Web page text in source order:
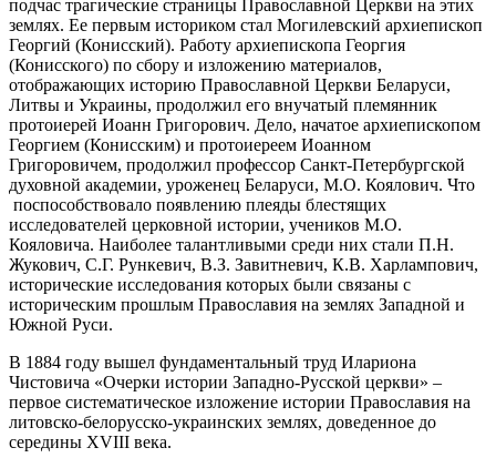
подчас трагические страницы Православной Церкви на этих
землях. Ее первым историком стал Могилевский архиепископ
Георгий (Конисский). Работу архиепископа Георгия
(Конисского) по сбору и изложению материалов,
отображающих историю Православной Церкви Беларуси,
Литвы и Украины, продолжил его внучатый племянник
протоиерей Иоанн Григорович. Дело, начатое архиепископом
Георгием (Конисским) и протоиереем Иоанном
Григоровичем, продолжил профессор Санкт-Петербургской
духовной академии, уроженец Беларуси, М.О. Коялович. Что
поспособствовало появлению плеяды блестящих
исследователей церковной истории, учеников М.О.
Кояловича. Наиболее талантливыми среди них стали П.Н.
Жукович, С.Г. Рункевич, В.З. Завитневич, К.В. Харлампович,
исторические исследования которых были связаны с
историческим прошлым Православия на землях Западной и
Южной Руси.
В 1884 году вышел фундаментальный труд Илариона
Чистовича «Очерки истории Западно-Русской церкви» –
первое систематическое изложение истории Православия на
литовско-белорусско-украинских землях, доведенное до
середины XVIII века.